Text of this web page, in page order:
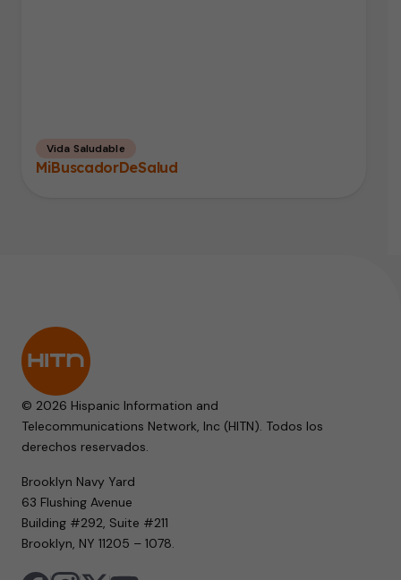
Vida Saludable
MiBuscadorDeSalud
© 2026 Hispanic Information and
Telecommunications Network, Inc (HITN). Todos los
derechos reservados.
Brooklyn Navy Yard
63 Flushing Avenue
Building #292, Suite #211
Brooklyn, NY 11205 – 1078.